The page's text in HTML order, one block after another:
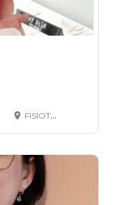
FISIOTERAPISTA CINZIA ROMAGNOLI, Viale Giovanni Bovio, Pescara, PE, Italia